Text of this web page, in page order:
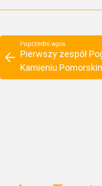
Poprzedni wpis
Pierwszy zespół
Kamieniu